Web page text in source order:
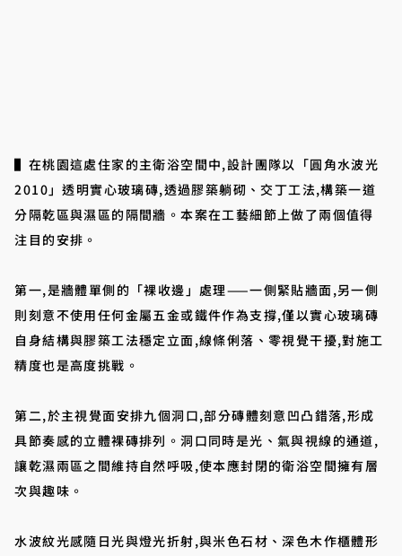
▌在桃園這處住家的主衛浴空間中,設計團隊以「圓角水波光
2010」透明實心玻璃磚,透過膠築躺砌、交丁工法,構築一道
分隔乾區與濕區的隔間牆。本案在工藝細節上做了兩個值得
注目的安排。
第一,是牆體單側的「裸收邊」處理——一側緊貼牆面,另一側
則刻意不使用任何金屬五金或鐵件作為支撐,僅以實心玻璃磚
自身結構與膠築工法穩定立面,線條俐落、零視覺干擾,對施工
精度也是高度挑戰。
第二,於主視覺面安排九個洞口,部分磚體刻意凹凸錯落,形成
具節奏感的立體裸磚排列。洞口同時是光、氣與視線的通道,
讓乾濕兩區之間維持自然呼吸,使本應封閉的衛浴空間擁有層
次與趣味。
水波紋光感隨日光與燈光折射,與米色石材、深色木作櫃體形